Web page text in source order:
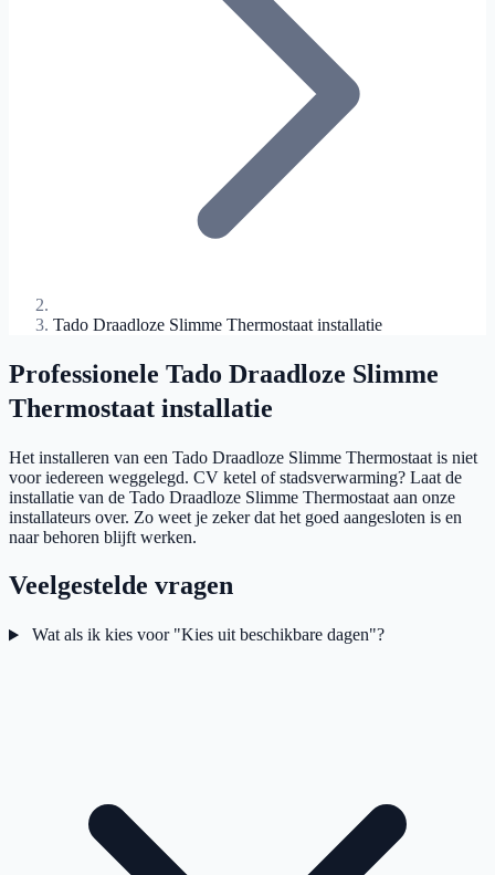
Tado Draadloze Slimme Thermostaat installatie
Professionele Tado Draadloze Slimme
Thermostaat installatie
Het installeren van een Tado Draadloze Slimme Thermostaat is niet
voor iedereen weggelegd. CV ketel of stadsverwarming? Laat de
installatie van de Tado Draadloze Slimme Thermostaat aan onze
installateurs over. Zo weet je zeker dat het goed aangesloten is en
naar behoren blijft werken.
Veelgestelde vragen
Wat als ik kies voor "Kies uit beschikbare dagen"?